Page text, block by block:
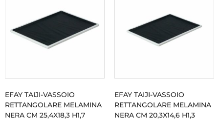
EFAY TAIJI-VASSOIO
RETTANGOLARE MELAMINA
NERA CM 25,4X18,3 H1,7
EFAY TAIJI-VASSOIO
RETTANGOLARE MELAMINA
NERA CM 20,3X14,6 H1,3